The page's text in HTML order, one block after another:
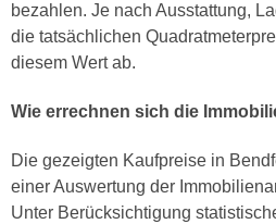
bezahlen. Je nach Ausstattung,
die tatsächlichen
diesem Wert ab.
Wie errechnen sich die
Die gezeigten Kaufpreise in
einer Auswertung der
Unter Berücksichtigung